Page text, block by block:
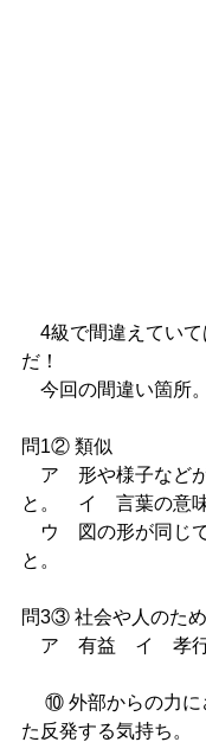
4級で間違えていて
だ！
今回の間違い箇所。
問1② 類似
ア　形や様子など
と。　イ　言葉の意
ウ　図の形が同じ
と。
問3③ 社会や人のた
ア　有益　イ　孝
⑩ 外部からの力に
た反発する気持ち。